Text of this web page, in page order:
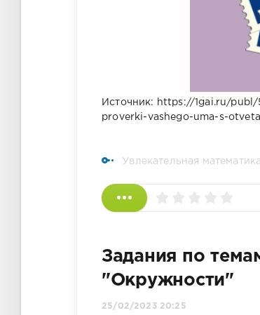
Источник: https://1gai.ru/
proverki-vashego-uma-s-
Увлекательная математика
Задания по
"Окружности"
25/02/2023 20:25